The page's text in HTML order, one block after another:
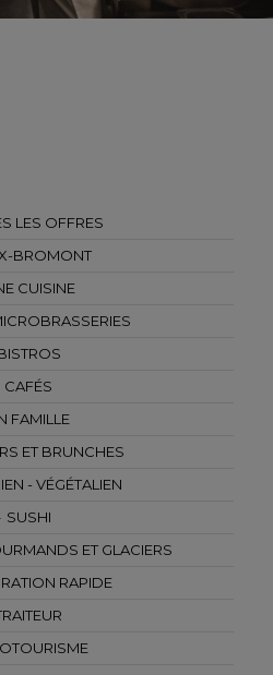
LES OFFRES
BROMONT
CUISINE
CAFÉS
FAMILLE
ET BRUNCHES
- VÉGÉTALIEN
SUSHI
ET GLACIERS
RAPIDE